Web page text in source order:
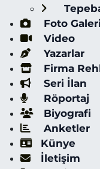
Foto Galeri
Video
Yazarlar
Firma
Seri İlan
Röportaj
Biyografi
Anketler
Künye
İletişim